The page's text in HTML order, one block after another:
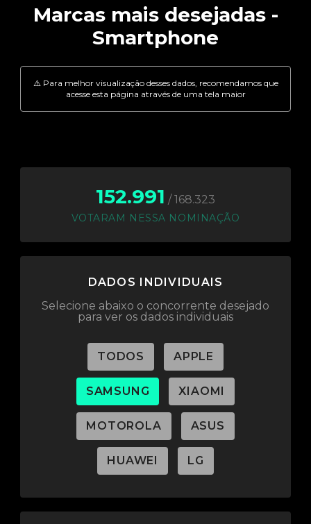
152.991 / 168.323
VOTARAM NESSA NOMINAÇÃO
DADOS INDIVIDUAIS
Selecione abaixo o concorrente desejado
para ver os dados individuais
TODOS APPLE
SAMSUNG XIAOMI
MOTOROLA ASUS
HUAWEI LG